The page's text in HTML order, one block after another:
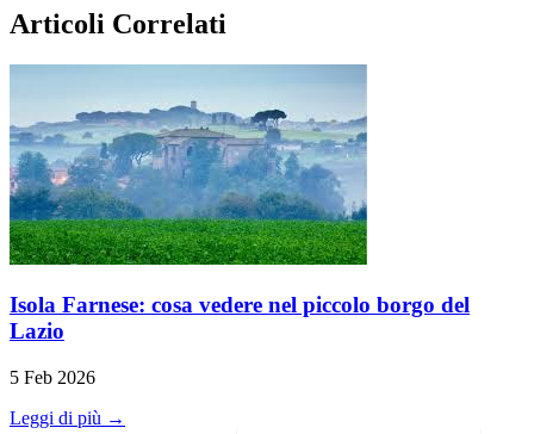
Articoli Correlati
Isola Farnese: cosa vedere nel piccolo borgo del
Lazio
5 Feb 2026
Leggi di più →